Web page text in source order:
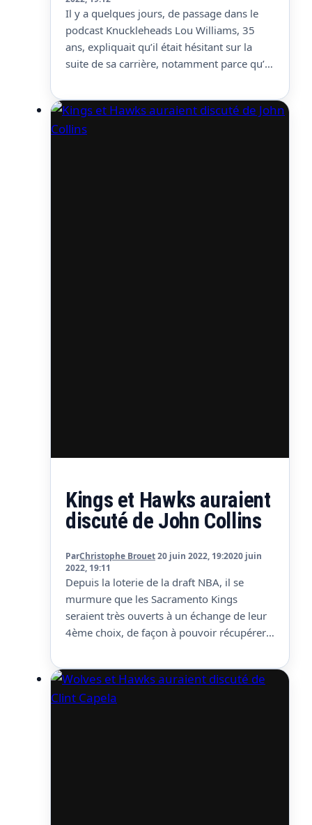
Il y a quelques jours, de passage dans le
podcast Knuckleheads Lou Williams, 35
ans, expliquait qu’il était hésitant sur la
suite de sa carrière, notamment parce qu’il
passion pour le basket n’a elle pas diminué
le moins du monde. Il souhaite aussi une
bonne situation. « Si…
Kings et Hawks auraient
discuté de John Collins
ParChristophe Brouet20 juin 2022, 19:2020 juin
2022, 19:11
Depuis la loterie de la draft NBA, il se
murmure que les Sacramento Kings
seraient très ouverts à un échange de leur
4ème choix, de façon à pouvoir récupérer
avoir plus d’impact à court terme qu’un
rookie. Selon Shams, aux dernières
nouvelles, ils seraient finalement plutôt à